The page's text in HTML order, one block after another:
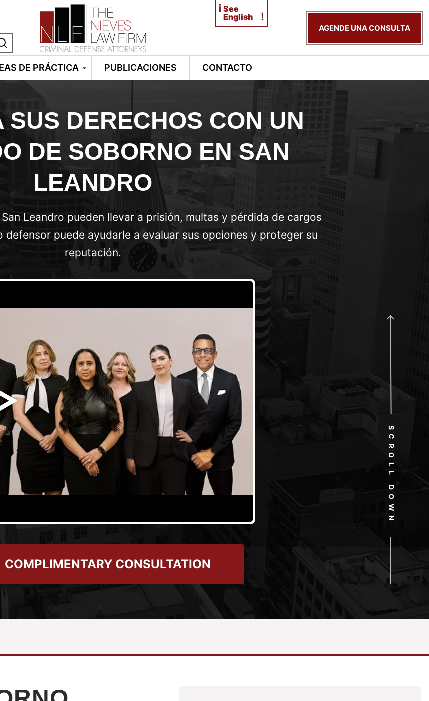
¡ See
English
!
AGENDE UNA CONSULTA
DE PRÁCTICA PUBLICACIONES CONTACTO
SUS DERECHOS CON UN
DE SOBORNO EN SAN
LEANDRO
Leandro pueden llevar a prisión, multas y pérdida de cargos
defensor puede ayudarle a evaluar sus opciones y proteger su
reputación.
COMPLIMENTARY CONSULTATION
SCROLL DOWN